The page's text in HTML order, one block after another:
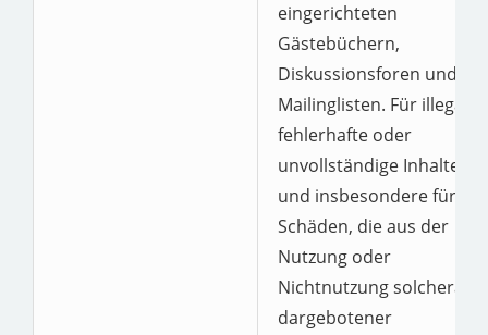
eingerichteten
Gästebüchern,
Diskussionsforen und
Mailinglisten. Für illegale,
fehlerhafte oder
unvollständige Inhalte
und insbesondere für
Schäden, die aus der
Nutzung oder
Nichtnutzung solcherart
dargebotener